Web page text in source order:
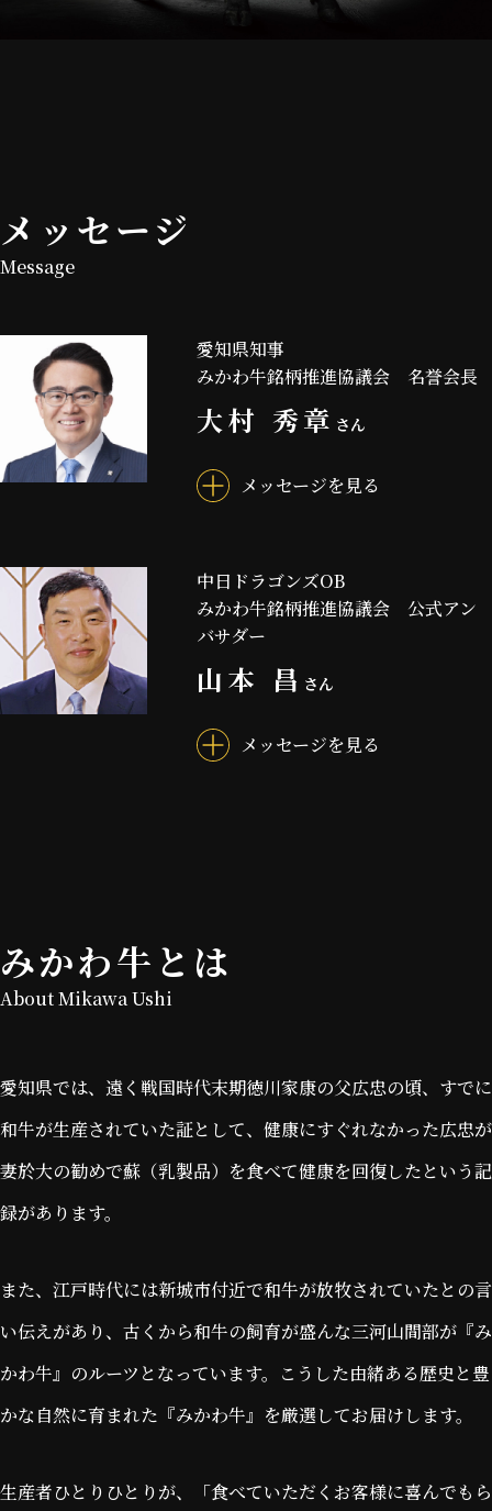
メッセージ
Message
愛知県知事
みかわ牛銘柄推進協議会 名誉会長
大村 秀章 さん
メッセージを見る
中日ドラゴンズOB
みかわ牛銘柄推進協議会 公式アン
バサダー
山本 昌 さん
メッセージを見る
みかわ牛とは
About Mikawa Ushi
愛知県では、遠く戦国時代末期徳川家康の父広忠の頃、すでに
和牛が生産されていた証として、健康にすぐれなかった広忠が
妻於大の勧めで蘇（乳製品）を食べて健康を回復したという記
録があります。
また、江戸時代には新城市付近で和牛が放牧されていたとの言
い伝えがあり、古くから和牛の飼育が盛んな三河山間部が『み
かわ牛』のルーツとなっています。こうした由緒ある歴史と豊
かな自然に育まれた『みかわ牛』を厳選してお届けします。
生産者ひとりひとりが、「食べていただくお客様に喜んでもら